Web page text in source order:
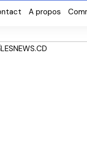
A propos